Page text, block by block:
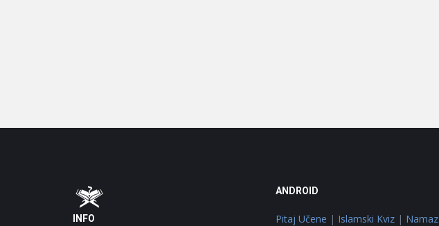
Footer
INFO
ANDROID
Pitaj Učene | Islamski Kviz| Namaz